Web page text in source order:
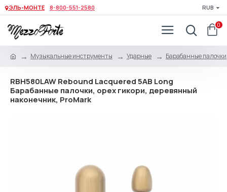
ЭЛЬ-МОНТЕ 8-800-551-2580 RUB
0
Музыкальные инструменты Ударные Барабанные
RBH580LAW Rebound Lacquered 5AB Long
Барабанные палочки, орех гикори, деревянный
наконечник, ProMark